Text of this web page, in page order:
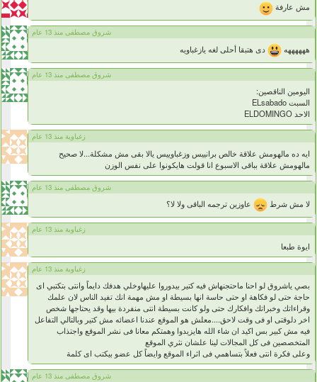
مش عارفة
شروق مصطفى منذ 13 عام
ههههههه دى هتبقا أحلى لغه يازغباويه
شروق مصطفى منذ 13 عام
اليومين الناقصين:
السبت ELsabado
الاحد ELDOMINGO
زغباوية منذ 13 عام
ايه ده مالهومش علاقة خالص برانييس وزغباوييس يالا بقى مش مشكلة...لا صحيح
مالهومش علاقة بباقى الاسبوع انا قولت هايكونوا على نفس الوزن
شروق مصطفى منذ 13 عام
لا مش شرط عاوزين ترجمه الباقى ولا لا؟
زغباوية منذ 13 عام
ايوة طبعا
زغباوية منذ 13 عام
بصي ياشروق لو احنا ماحتجنهاش فيه كتير بيدوروا عليهاوخلي هدفك دايماً وانتى بتكتبي اى
حاجة حتى لو فكاهة او حتى حاسة انها بسيطة او مش مهمة انك تفيد الناس لان علمك
وقراءاتك وخبراتك وافكارك حتى ولو كانت بسيطة انتى منفردة بيها وقد يحتاجها شخص
اخر دلوقتى او فى وقت لاحق....معلش هو الموقع عندنا اعضائه مش كتير وبالتالي التفاعل
فيه مش كبير بس اكيد ان شاء الله هايزيدوا وهمتكم معانا فى نشر الموقع واجتذاب
المتخصصين فى كل المجالات لينا علشان نثري الموقع
وعلى فكرة انتى فعلاً بتساهمي فى اثراء الموقع وايضاً كل عضو بيكتب اى كلمة
شروق مصطفى منذ 13 عام